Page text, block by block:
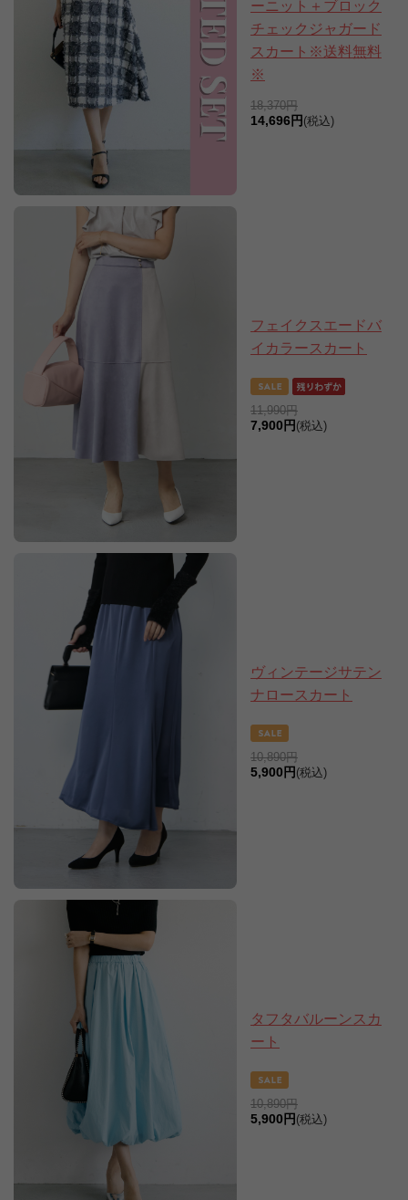
ーニット＋ブロック
チェックジャガード
スカート※送料無料
※
18,370円
14,696円 (税込)
フェイクスエードバ
イカラースカート
11,990円
7,900円 (税込)
ヴィンテージサテン
ナロースカート
10,890円
5,900円 (税込)
タフタバルーンスカ
ート
10,890円
5,900円 (税込)